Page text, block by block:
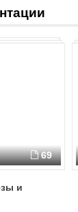
69
и